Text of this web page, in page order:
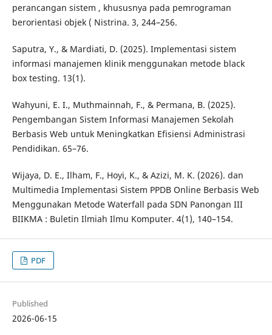
perancangan sistem , khususnya pada pemrograman
berorientasi objek ( Nistrina. 3, 244–256.
Saputra, Y., & Mardiati, D. (2025). Implementasi sistem
informasi manajemen klinik menggunakan metode black
box testing. 13(1).
Wahyuni, E. I., Muthmainnah, F., & Permana, B. (2025).
Pengembangan Sistem Informasi Manajemen Sekolah
Berbasis Web untuk Meningkatkan Efisiensi Administrasi
Pendidikan. 65–76.
Wijaya, D. E., Ilham, F., Hoyi, K., & Azizi, M. K. (2026). dan
Multimedia Implementasi Sistem PPDB Online Berbasis Web
Menggunakan Metode Waterfall pada SDN Panongan III
BIIKMA : Buletin Ilmiah Ilmu Komputer. 4(1), 140–154.
PDF
Published
2026-06-15